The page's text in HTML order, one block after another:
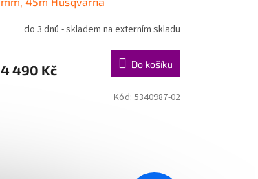
do 3 dnů - skladem na externím skladu
4 490 Kč Do košíku
Kód: 5340987-02